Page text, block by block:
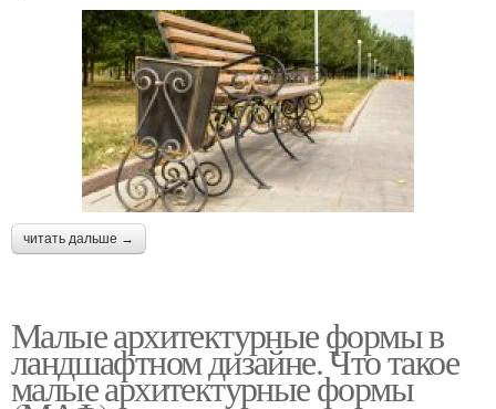
читать дальше →
Малые архитектурные формы в
ландшафтном дизайне. Что такое
малые архитектурные формы